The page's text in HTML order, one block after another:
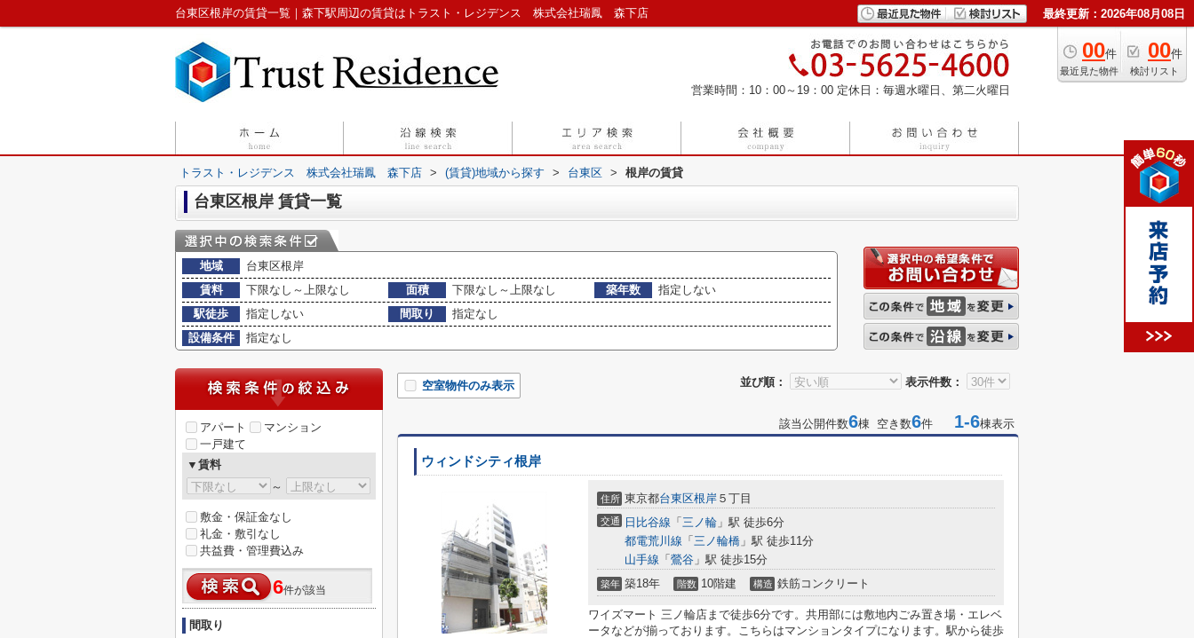
台東区根岸の賃貸一覧｜森下駅周辺の賃貸はトラスト・レジデンス 株式会社瑞鳳 森下店 最終更新：2026年08月08日
00件
最近見た物件
00件
検討リスト
営業時間：10：00～19：00 定休日：毎週水曜日、第二火曜日
トラスト・レジデンス 株式会社瑞鳳 森下店 > (賃貸)地域から探す > 台東区 > 根岸の賃貸
台東区根岸 賃貸一覧
地域
台東区根岸
賃料
下限なし～上限なし 面積 下限なし～上限なし 築年数
指定しない
駅徒歩
指定しない 間取り
指定なし
設備条件
指定なし
並び順： 表示件数：
空室物件のみ表示
該当公開件数6棟 空き数6件 1-6棟表示
ウィンドシティ根岸
住所 東京都台東区根岸 ５丁目
交通 日比谷線 「 三ノ輪 」駅 徒歩6分
都電荒川線 「 三ノ輪橋 」駅 徒歩11分
山手線 「 鶯谷 」駅 徒歩15分
築年 築18年 階数 10階建 構造 鉄筋コンクリート
ワイズマート 三ノ輪店まで徒歩6分です。共用部には敷地内ごみ置き場・エレベ
ータなどが揃っております。こちらはマンションタイプになります。駅から徒歩
アパート
マンション
一戸建て
▼賃料
～
敷金・保証金なし
礼金・敷引なし
共益費・管理費込み
6件が該当
間取り